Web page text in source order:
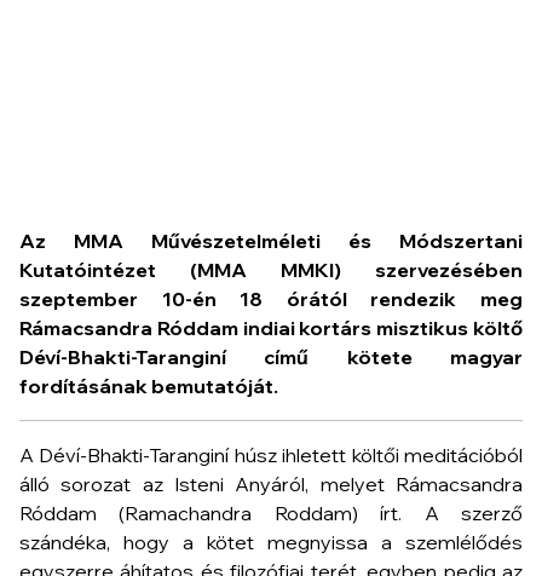
Az MMA Művészetelméleti és Módszertani
Kutatóintézet (MMA MMKI) szervezésében
szeptember 10-én 18 órától rendezik meg
Rámacsandra Róddam indiai kortárs misztikus költő
Déví-Bhakti-Taranginícímű kötete magyar
fordításának bemutatóját.
A Déví-Bhakti-Taranginíhúsz ihletett költői meditációból
álló sorozat az Isteni Anyáról, melyet Rámacsandra
Róddam (Ramachandra Roddam) írt. A szerző
szándéka, hogy a kötet megnyissa a szemlélődés
egyszerre áhítatos és filozófiai terét, egyben pedig az